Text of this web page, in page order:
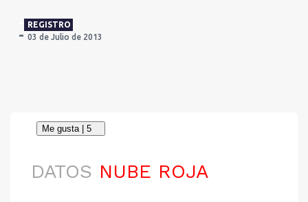
REGISTRO
03 de Julio de 2013
DATOS NUBE ROJA